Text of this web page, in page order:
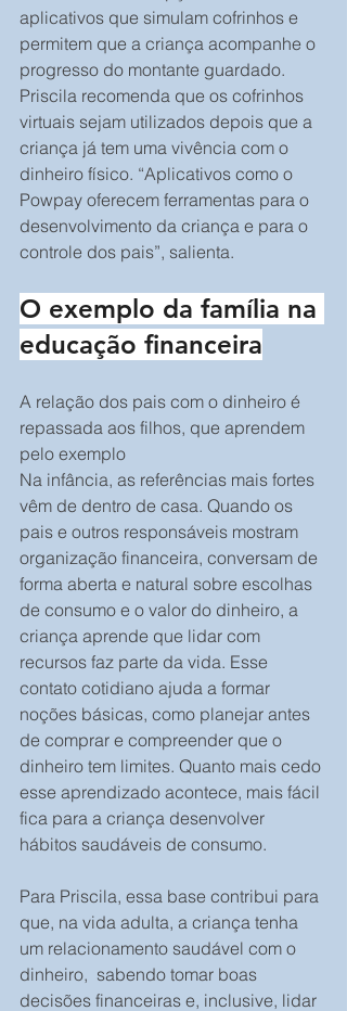
aplicativos que simulam cofrinhos e
permitem que a criança acompanhe o
progresso do montante guardado.
Priscila recomenda que os cofrinhos
virtuais sejam utilizados depois que a
criança já tem uma vivência com o
dinheiro físico. “Aplicativos como o
Powpay oferecem ferramentas para o
desenvolvimento da criança e para o
controle dos pais”, salienta.
O exemplo da família na
educação financeira
A relação dos pais com o dinheiro é
repassada aos filhos, que aprendem
pelo exemplo
Na infância, as referências mais fortes
vêm de dentro de casa. Quando os
pais e outros responsáveis mostram
organização financeira, conversam de
forma aberta e natural sobre escolhas
de consumo e o valor do dinheiro, a
criança aprende que lidar com
recursos faz parte da vida. Esse
contato cotidiano ajuda a formar
noções básicas, como planejar antes
de comprar e compreender que o
dinheiro tem limites. Quanto mais cedo
esse aprendizado acontece, mais fácil
fica para a criança desenvolver
hábitos saudáveis de consumo.
Para Priscila, essa base contribui para
que, na vida adulta, a criança tenha
um relacionamento saudável com o
dinheiro,  sabendo tomar boas
decisões financeiras e, inclusive, lidar